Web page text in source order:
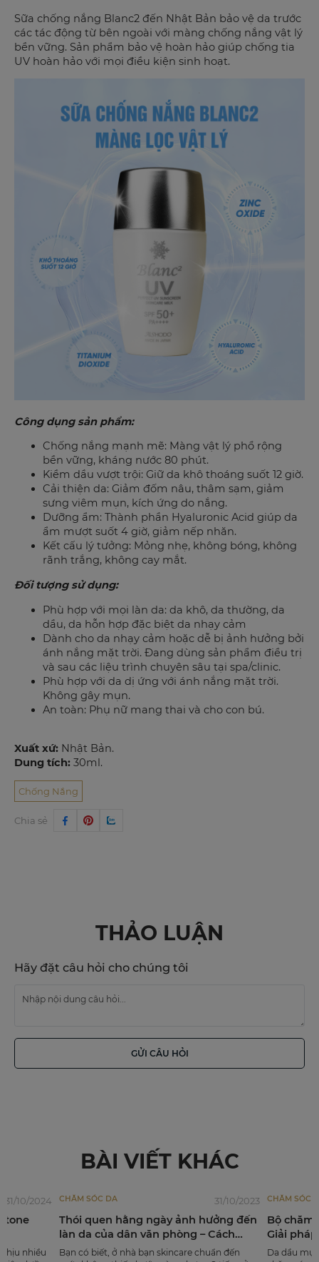
Sữa chống nắng Blanc2 đến Nhật Bản bảo vệ da trước
các tác động từ bên ngoài với màng chống nắng vật lý
bền vững. Sản phẩm bảo vệ hoàn hảo giúp chống tia
UV hoàn hảo với mọi điều kiện sinh hoạt.
Công dụng sản phẩm:
Chống nắng mạnh mẽ: Màng vật lý phổ rộng
bền vững, kháng nước 80 phút.
Kiềm dầu vượt trội: Giữ da khô thoáng suốt 12 giờ.
Cải thiện da: Giảm đốm nâu, thâm sạm, giảm
sưng viêm mụn, kích ứng do nắng.
Dưỡng ẩm: Thành phần Hyaluronic Acid giúp da
ẩm mượt suốt 4 giờ, giảm nếp nhăn.
Kết cấu lý tưởng: Mỏng nhẹ, không bóng, không
rãnh trắng, không cay mắt.
Đối tượng sử dụng:
Phù hợp với mọi làn da: da khô, da thường, da
dầu, da hỗn hợp đặc biệt da nhạy cảm
Dành cho da nhạy cảm hoặc dễ bị ảnh hưởng bởi
ánh nắng mặt trời. Đang dùng sản phẩm điều trị
và sau các liệu trình chuyên sâu tại spa/clinic.
Phù hợp với da dị ứng với ánh nắng mặt trời.
Không gây mụn.
An toàn: Phụ nữ mang thai và cho con bú.
Xuất xứ: Nhật Bản.
Dung tích: 30ml.
Chống Nắng
Chia sẻ
THẢO LUẬN
Hãy đặt câu hỏi cho chúng tôi
GỬI CÂU HỎI
BÀI VIẾT KHÁC
31/10/2023
đến
đến
CHĂM SÓC DA 14/03/2026
Bộ chăm sóc da dầu mụn CELLIA -
Giải pháp chăm sóc da chuẩn Nhật từ
Miharu Beauty
Da dầu mụn là làn da cần sự thấu hiểu và
CHĂM SÓC
Giải
noãn
“Tế bào